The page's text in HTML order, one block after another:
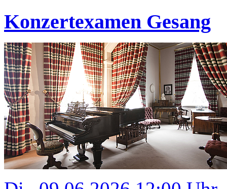
Konzertexamen Gesang